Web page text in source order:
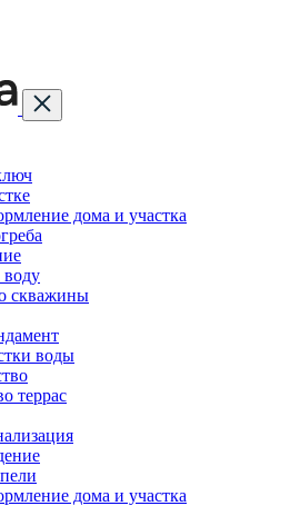
дома и участка
скважины
воды
террас
дома и участка